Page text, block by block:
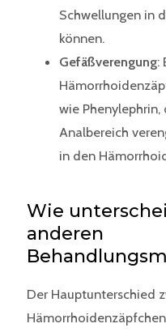
Schwellungen in
können.
Gefäßverengung:
wie
Analbereich
in den
Wie
anderen
Der Hauptunterschied